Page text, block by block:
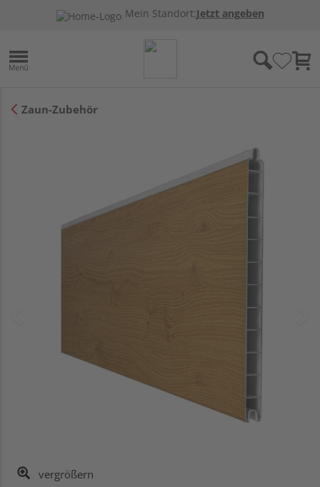
Mein Standort:Jetzt angeben
Zaun-Zubehör
vergrößern